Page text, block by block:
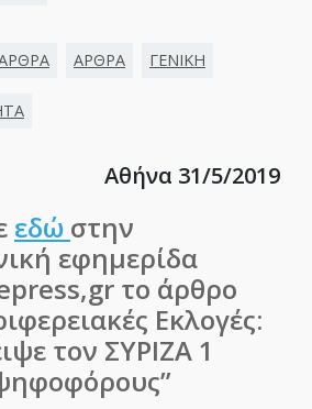
ΑΡΘΡΑ ΓΕΝΙΚΗ
Αθήνα 31/5/2019
εδώ στην
εφημερίδα
το άρθρο
Εκλογές:
τον ΣΥΡΙΖΑ 1